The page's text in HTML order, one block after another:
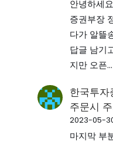
안녕하세
증권부장
다가 알뜰
답글 남기
지만 오픈…
한국투자
주문시
2023-05-
마지막 부